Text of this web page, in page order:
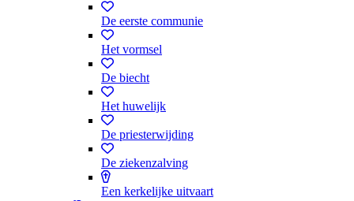
De eerste communie
Het vormsel
De biecht
Het huwelijk
De priesterwijding
De ziekenzalving
Een kerkelijke uitvaart